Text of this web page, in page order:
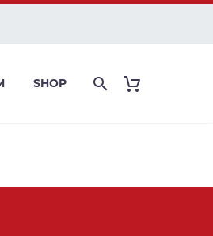
SHOP